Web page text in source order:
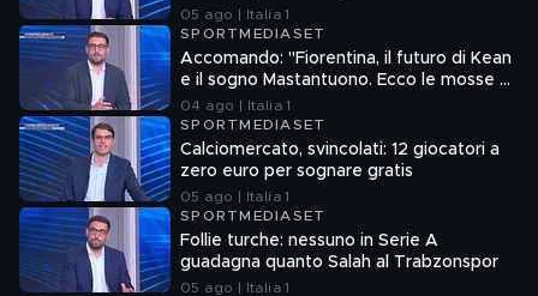
05 ago | Italia 1
SPORTMEDIASET
Accomando: "Fiorentina, il futuro di Kean
e il sogno Mastantuono. Ecco le mosse di
Como e Roma"
04 ago | Italia 1
SPORTMEDIASET
Calciomercato, svincolati: 12 giocatori a
zero euro per sognare gratis
05 ago | Italia 1
SPORTMEDIASET
Follie turche: nessuno in Serie A
guadagna quanto Salah al Trabzonspor
05 ago | Italia 1